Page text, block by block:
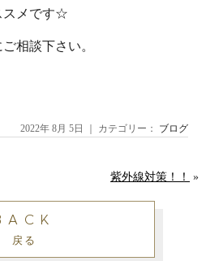
スメです☆
相談下さい。
2022年 8月 5日 ｜ カテゴリー： ブログ
紫外線対策！！ »
戻る